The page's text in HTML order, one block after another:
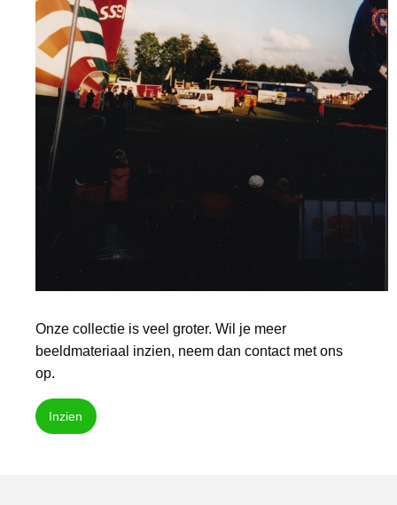
Onze collectie is veel groter. Wil je meer
beeldmateriaal inzien, neem dan contact met ons
op.
Inzien